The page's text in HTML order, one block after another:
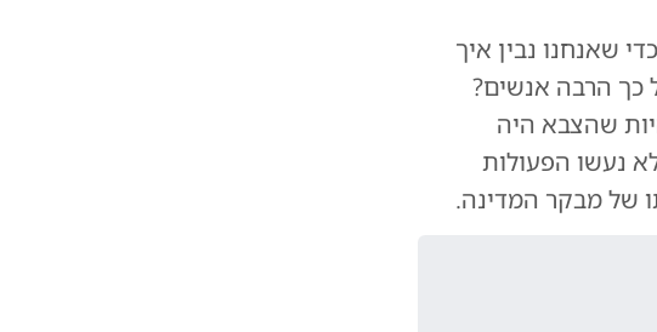
שאנחנו נבין איך
כך הרבה אנשים?
שהצבא היה
נעשו הפעולות
של מבקר המדינה.